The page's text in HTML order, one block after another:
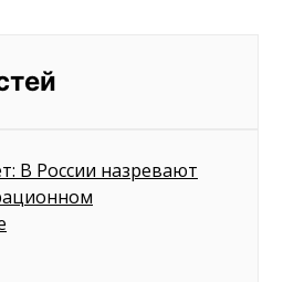
В России назревают